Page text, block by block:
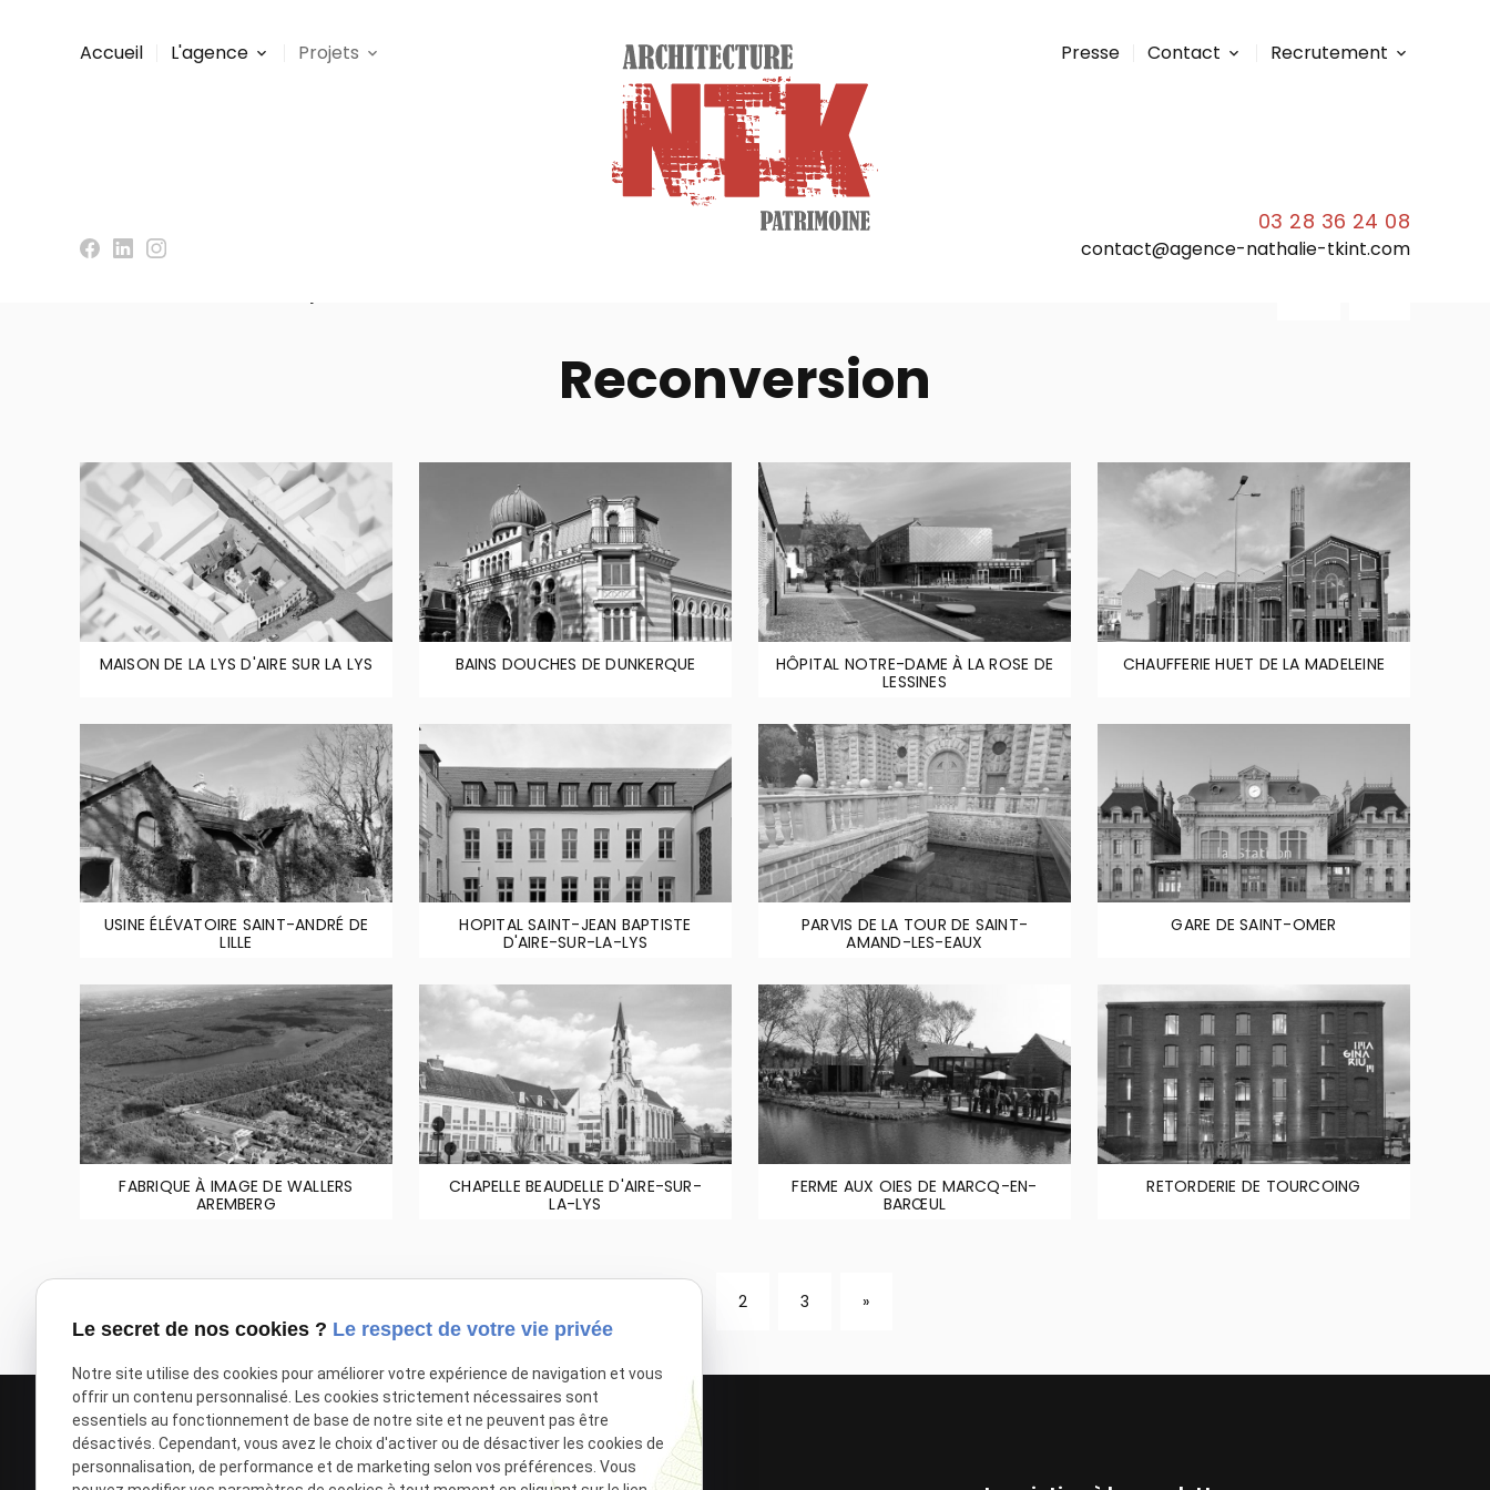
Accueil L'agence Projets Presse Contact Recrutement
03 28 36 24 08
contact@agence-nathalie-tkint.com
Reconversion
MAISON DE LA LYS D'AIRE SUR LA LYS BAINS DOUCHES DE DUNKERQUE
HÔPITAL NOTRE-DAME À LA ROSE DE
LESSINES
CHAUFFERIE HUET DE LA MADELEINE
USINE ÉLÉVATOIRE SAINT-ANDRÉ DE
LILLE
HOPITAL SAINT-JEAN BAPTISTE
D'AIRE-SUR-LA-LYS
PARVIS DE LA TOUR DE SAINT-
AMAND-LES-EAUX
GARE DE SAINT-OMER
FABRIQUE À IMAGE DE WALLERS
AREMBERG
CHAPELLE BEAUDELLE D'AIRE-SUR-
LA-LYS
FERME AUX OIES DE MARCQ-EN-
BARŒUL
RETORDERIE DE TOURCOING
2 3 »
Le secret de nos cookies ? Le respect de votre vie privée
Notre site utilise des cookies pour améliorer votre expérience de navigation et vous
offrir un contenu personnalisé. Les cookies strictement nécessaires sont
essentiels au fonctionnement de base de notre site et ne peuvent pas être
désactivés. Cependant, vous avez le choix d'activer ou de désactiver les cookies de
personnalisation, de performance et de marketing selon vos préférences. Vous